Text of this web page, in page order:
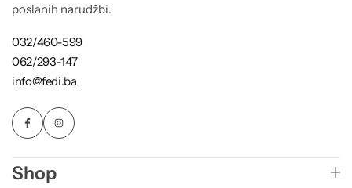
poslanih narudžbi.
032/460-599
062/293-147
info@fedi.ba
Shop